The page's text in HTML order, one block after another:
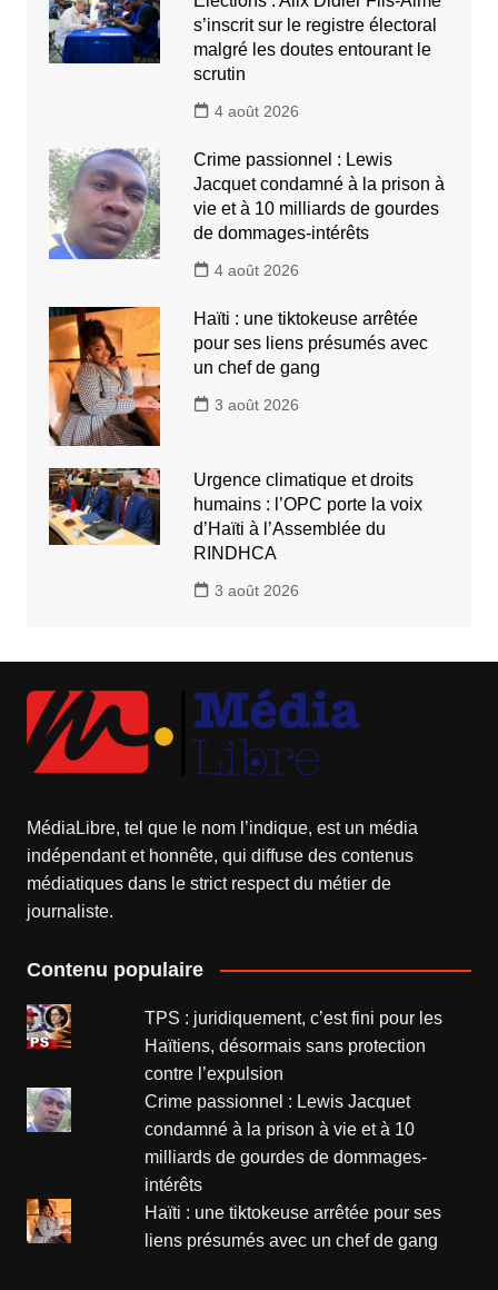
s’inscrit sur le registre électoral
malgré les doutes entourant le
scrutin
4 août 2026
Crime passionnel : Lewis
Jacquet condamné à la prison à
vie et à 10 milliards de gourdes
de dommages-intérêts
4 août 2026
Haïti : une tiktokeuse arrêtée
pour ses liens présumés avec
un chef de gang
3 août 2026
Urgence climatique et droits
humains : l’OPC porte la voix
d’Haïti à l’Assemblée du
RINDHCA
3 août 2026
MédiaLibre, tel que le nom l’indique, est un média
indépendant et honnête, qui diffuse des contenus
médiatiques dans le strict respect du métier de
journaliste.
Contenu populaire
TPS : juridiquement, c’est fini pour les
Haïtiens, désormais sans protection
contre l’expulsion
Crime passionnel : Lewis Jacquet
condamné à la prison à vie et à 10
milliards de gourdes de dommages-
intérêts
Haïti : une tiktokeuse arrêtée pour ses
liens présumés avec un chef de gang